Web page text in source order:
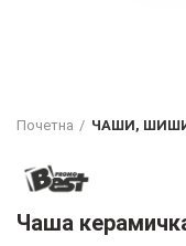
Почетна ЧАШИ,
Чаша